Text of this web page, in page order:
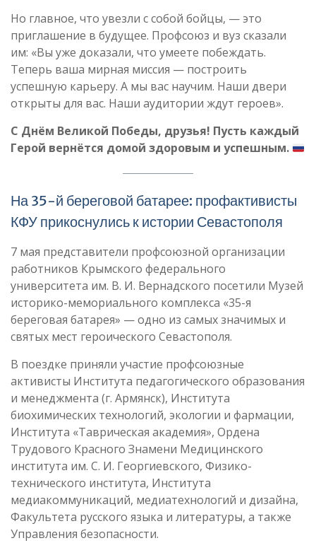
Но главное, что увезли с собой бойцы, — это
приглашение в будущее. Профсоюз и вуз сказали
им: «Вы уже доказали, что умеете побеждать.
Теперь ваша мирная миссия — построить
успешную карьеру. А мы вас научим. Наши двери
открыты для вас. Наши аудитории ждут героев».
С Днём Великой Победы, друзья! Пусть каждый
Герой вернётся домой здоровым и успешным.
На 35-й береговой батарее: профактивисты
КФУ прикоснулись к истории Севастополя
7 мая представители профсоюзной организации
работников Крымского федерального
университета им. В. И. Вернадского посетили Музей
историко-мемориального комплекса «35-я
береговая батарея» — одно из самых значимых и
святых мест героического Севастополя.
В поездке приняли участие профсоюзные
активисты Института педагогического образования
и менеджмента (г. Армянск), Института
биохимических технологий, экологии и фармации,
Института «Таврическая академия», Ордена
Трудового Красного Знамени Медицинского
института им. С. И. Георгиевского, Физико-
технического института, Института
медиакоммуникаций, медиатехнологий и дизайна,
Факультета русского языка и литературы, а также
Управления безопасности.